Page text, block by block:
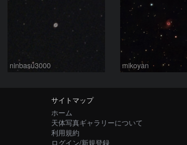
ninbasu3000 mikoyan
サイトマップ
ホーム
天体写真ギャラリーについて
利用規約
ログイン/新規登録